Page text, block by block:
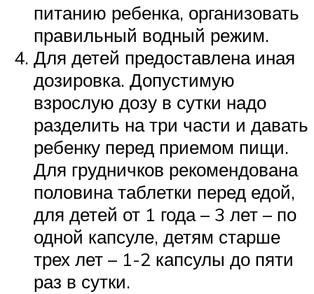
питанию ребенка, организовать
правильный водный режим.
Для детей предоставлена иная
дозировка. Допустимую
взрослую дозу в сутки надо
разделить на три части и давать
ребенку перед приемом пищи.
Для грудничков рекомендована
половина таблетки перед едой,
для детей от 1 года – 3 лет – по
одной капсуле, детям старше
трех лет – 1-2 капсулы до пяти
раз в сутки.